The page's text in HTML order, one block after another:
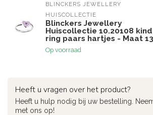
BLINCKERS JEWELLERY
HUISCOLLECTIE
Blinckers Jewellery
Huiscollectie 10.20108
ring paars hartjes - Maat 13
Op voorraad
Heeft u vragen over het product?
Heeft u hulp nodig bij uw bestelling.
met ons op!